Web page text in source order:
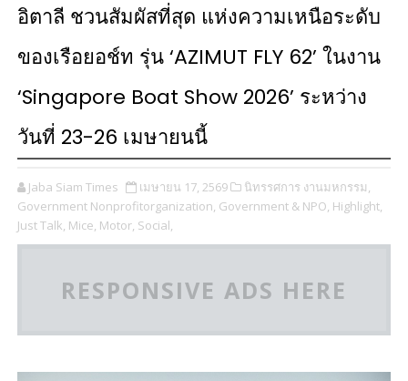
อิตาลี ชวนสัมผัสที่สุด แห่งความเหนือระดับ
ของเรือยอช์ท รุ่น ‘AZIMUT FLY 62’ ในงาน
‘Singapore Boat Show 2026’ ระหว่าง
วันที่ 23-26 เมษายนนี้
Jaba Siam Times เมษายน 17, 2569
นิทรรศการ งานมหกรรม,
Government Nonprofitorganization, Government & NPO, Highlight,
Just Talk, Mice, Motor, Social,
RESPONSIVE ADS HERE